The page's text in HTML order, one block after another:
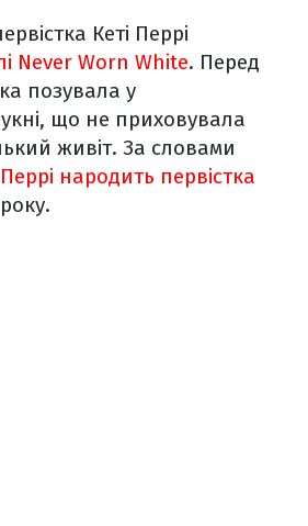
Кеті Перрі
Never Worn White. Перед
позувала у
що не приховувала
живіт. За словами
Перрі народить первістка